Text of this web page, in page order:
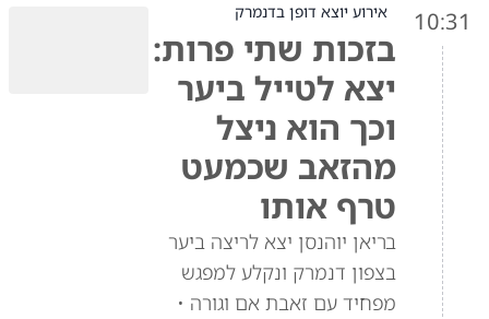
10:31 אירוע יוצא דופן בדנמרק
בזכות שתי פרות:
יצא לטייל ביער
וכך הוא ניצל
מהזאב שכמעט
טרף אותו
בריאן יוהנסן יצא לריצה ביער
בצפון דנמרק ונקלע למפגש
מפחיד עם זאבת אם וגורה •